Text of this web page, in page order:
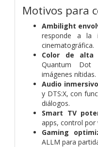
Motivos para
Ambilight
responde a la
cinematográfica.
Color de alta
Quantum Dot
imágenes nítidas.
Audio inmersivo
y DTS:X, con
diálogos.
Smart TV
apps, control por
Gaming
ALLM para